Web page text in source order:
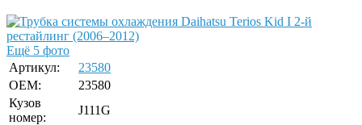
Ещё 5 фото
Артикул:
23580
OEM:
23580
Кузов
номер:
J111G